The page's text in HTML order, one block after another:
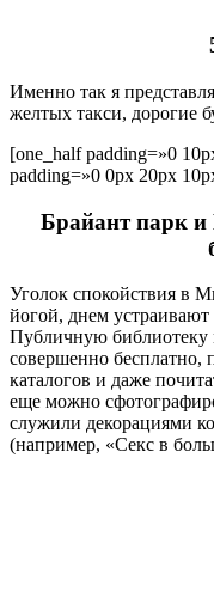
Именно так я
желтых такси, дорогие
[one_half padding=»0
padding=»0 0px 20px
Брайант парк
Уголок спокойствия в
йогой, днем
Публичную
совершенно бесплатно,
каталогов и даже
еще можно
служили декорациями
(например, «Секс в